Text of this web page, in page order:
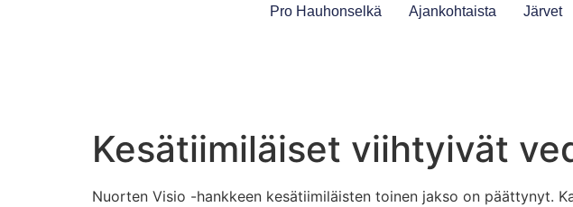
Pro Hauhonselkä Ajankohtaista Järvet
Kesätiimiläiset viihtyivät
Nuorten Visio -hankkeen kesätiimiläisten toinen jakso on päättynyt.